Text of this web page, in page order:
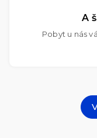
A
Pobyt u nás